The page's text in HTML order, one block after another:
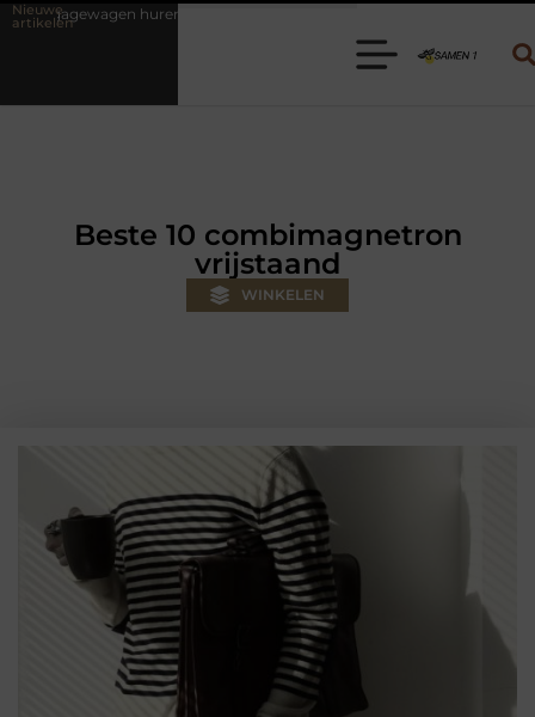
Nieuwe
artikelen
Kies de juiste aanhanger voor jouw klus
Beste 10 combimagnetron
vrijstaand
WINKELEN